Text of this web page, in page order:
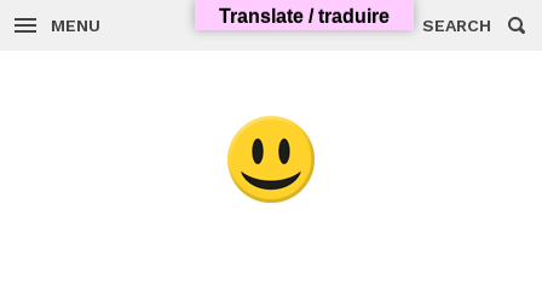
to
MENU SEARCH
Translate / traduire